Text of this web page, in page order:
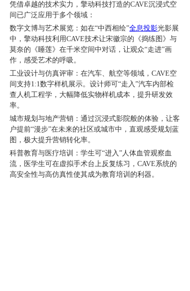
凭借卓越的技术实力，擎动科技打造的CAVE沉浸式空
间已广泛应用于多个领域：
数字文博与艺术展览：如在“中西相绘”全息投影光影展
中，擎动科技利用CAVE技术让宋徽宗的《捣练图》与
莫奈的《睡莲》在千米空间中对话，让观众“走进”画
作，感受艺术的呼吸。
工业设计与仿真评审：在汽车、航空等领域，CAVE空
间支持1:1数字样机展示。设计师可“走入”汽车内部检
查人机工程学，大幅降低实物样机成本，提升研发效
率。
城市规划与地产营销：通过沉浸式影院般的体验，让客
户提前“漫步”在未来的社区或城市中，直观感受规划蓝
图，极大提升营销转化率。
科普教育与医疗培训：学生可“进入”人体血管观察血
流，医学生可在虚拟手术台上反复练习，CAVE系统的
高安全性与高仿真性使其成为教育培训的利器。